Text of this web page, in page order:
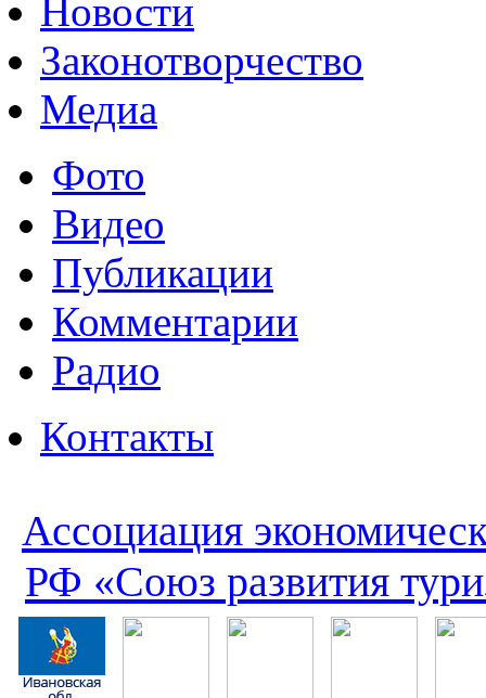
Новости
Законотворчество
Медиа
Фото
Видео
Публикации
Комментарии
Радио
Контакты
Ассоциация
РФ «Союз развития